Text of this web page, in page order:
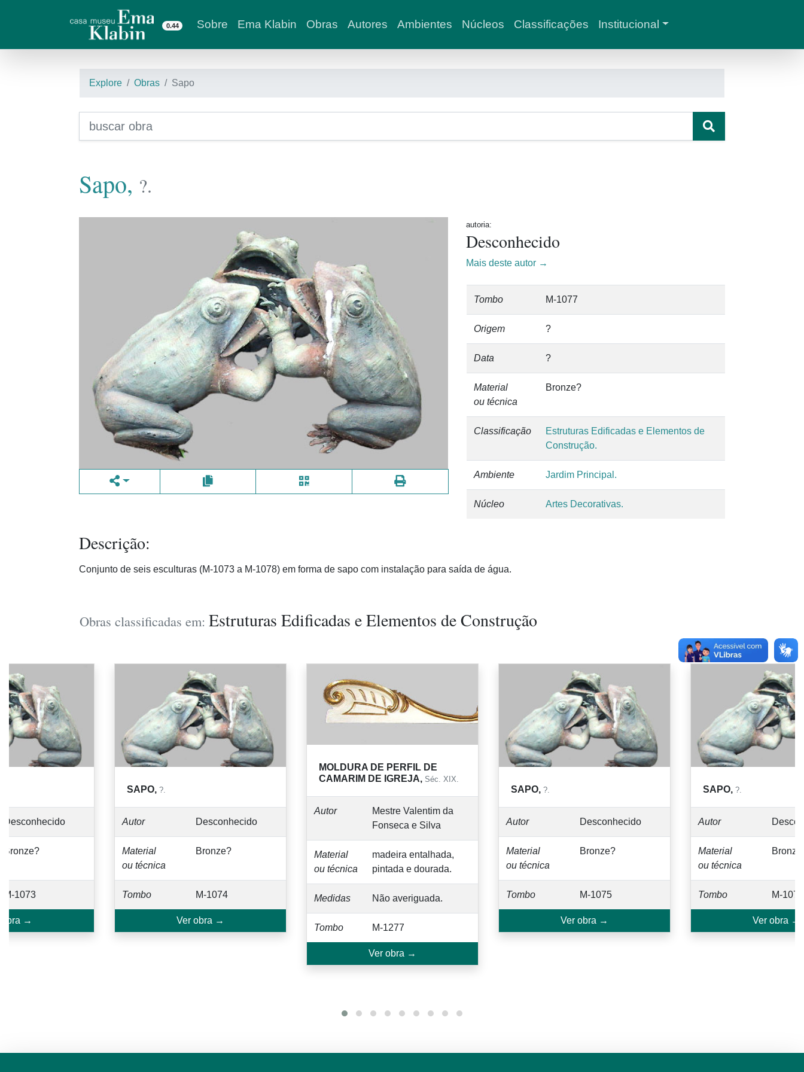
0.44 Sobre Ema Klabin Obras Autores Ambientes Núcleos Classificações Institucional
Explore Obras Sapo
Sapo, ?.
autoria:
Desconhecido
Mais deste autor →
Tombo M-1077
Origem ?
Data ?
Material
ou técnica
Bronze?
Classificação
Estruturas Edificadas e Elementos de
Construção.
Ambiente Jardim Principal.
Núcleo Artes Decorativas.
Descrição:
Conjunto de seis esculturas (M-1073 a M-1078) em forma de sapo com instalação para saída de água.
Obras classificadas em: Estruturas Edificadas e Elementos de Construção
Desconhecido
Bronze?
M-1073
obra →
SAPO, ?.
Autor Desconhecido
Material
ou técnica
Bronze?
Tombo M-1074
Ver obra →
MOLDURA DE PERFIL DE
CAMARIM DE IGREJA, Séc. XIX.
Autor
Mestre Valentim da
Fonseca e Silva
Material
ou técnica
madeira entalhada,
pintada e dourada.
Medidas Não averiguada.
Tombo M-1277
Ver obra →
SAPO, ?.
Autor Desconhecido
Material
ou técnica
Bronze?
Tombo M-1075
Ver obra →
SAPO, ?.
Autor
Material
ou técnica
Tombo M-1076
Ver obra →